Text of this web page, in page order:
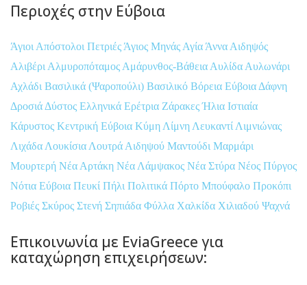
Περιοχές στην Εύβοια
Άγιοι Απόστολοι Πετριές Άγιος Μηνάς Αγία Άννα Αιδηψός
Αλιβέρι Αλμυροπόταμος Αμάρυνθος-Βάθεια Αυλίδα Αυλωνάρι
Αχλάδι Βασιλικά (Ψαροπούλι) Βασιλικό Βόρεια Εύβοια Δάφνη
Δροσιά Δύστος Ελληνικά Ερέτρια ΖάρακεςΉλια Ιστιαία
Κάρυστος Κεντρική Εύβοια Κύμη Λίμνη Λευκαντί Λιμνιώνας
Λιχάδα Λουκίσια Λουτρά Αιδηψού Μαντούδι Μαρμάρι
Μουρτερή Νέα Αρτάκη Νέα Λάμψακος Νέα Στύρα Νέος Πύργος
Νότια Εύβοια Πευκί Πήλι Πολιτικά Πόρτο Μπούφαλο Προκόπι
Ροβιές Σκύρος Στενή Σηπιάδα Φύλλα Χαλκίδα Χιλιαδού Ψαχνά
Επικοινωνία με EviaGreece για
καταχώρηση επιχειρήσεων: